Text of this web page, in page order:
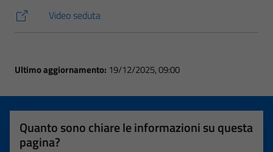
Video seduta
Ultimo aggiornamento: 19/12/2025, 09:00
Quanto sono chiare le informazioni su questa
pagina?